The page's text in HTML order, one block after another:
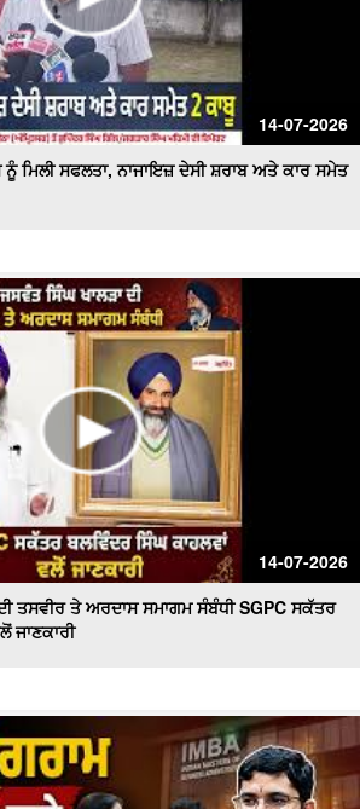
14-07-2026
ਮਿਲੀ ਸਫਲਤਾ, ਨਾਜਾਇਜ਼ ਦੇਸੀ ਸ਼ਰਾਬ ਅਤੇ ਕਾਰ ਸਮੇਤ
14-07-2026
ਤਸਵੀਰ ਤੇ ਅਰਦਾਸ ਸਮਾਗਮ ਸੰਬੰਧੀ SGPC ਸਕੱਤਰ
ਜਾਣਕਾਰੀ